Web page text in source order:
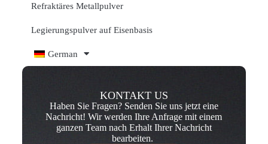
Refraktäres Metallpulver
Legierungspulver auf Eisenbasis
German
KONTAKT US
Haben Sie Fragen? Senden Sie uns jetzt eine
Nachricht! Wir werden Ihre Anfrage mit einem
ganzen Team nach Erhalt Ihrer Nachricht
bearbeiten.